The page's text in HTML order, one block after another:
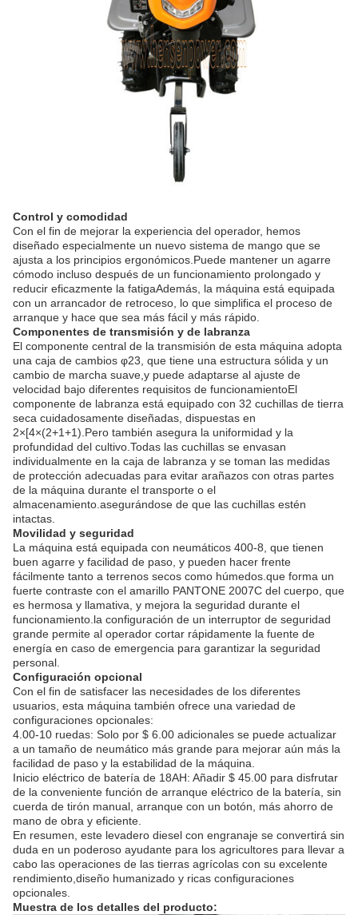
Control y comodidad
Con el fin de mejorar la experiencia del operador, hemos
diseñado especialmente un nuevo sistema de mango que se
ajusta a los principios ergonómicos.Puede mantener un agarre
cómodo incluso después de un funcionamiento prolongado y
reducir eficazmente la fatigaAdemás, la máquina está equipada
con un arrancador de retroceso, lo que simplifica el proceso de
arranque y hace que sea más fácil y más rápido.
Componentes de transmisión y de labranza
El componente central de la transmisión de esta máquina adopta
una caja de cambios φ23, que tiene una estructura sólida y un
cambio de marcha suave,y puede adaptarse al ajuste de
velocidad bajo diferentes requisitos de funcionamientoEl
componente de labranza está equipado con 32 cuchillas de tierra
seca cuidadosamente diseñadas, dispuestas en
2×[4×(2+1+1).Pero también asegura la uniformidad y la
profundidad del cultivo.Todas las cuchillas se envasan
individualmente en la caja de labranza y se toman las medidas
de protección adecuadas para evitar arañazos con otras partes
de la máquina durante el transporte o el
almacenamiento.asegurándose de que las cuchillas estén
intactas.
Movilidad y seguridad
La máquina está equipada con neumáticos 400-8, que tienen
buen agarre y facilidad de paso, y pueden hacer frente
fácilmente tanto a terrenos secos como húmedos.que forma un
fuerte contraste con el amarillo PANTONE 2007C del cuerpo, que
es hermosa y llamativa, y mejora la seguridad durante el
funcionamiento.la configuración de un interruptor de seguridad
grande permite al operador cortar rápidamente la fuente de
energía en caso de emergencia para garantizar la seguridad
personal.
Configuración opcional
Con el fin de satisfacer las necesidades de los diferentes
usuarios, esta máquina también ofrece una variedad de
configuraciones opcionales:
4.00-10 ruedas: Solo por $ 6.00 adicionales se puede actualizar
a un tamaño de neumático más grande para mejorar aún más la
facilidad de paso y la estabilidad de la máquina.
Inicio eléctrico de batería de 18AH: Añadir $ 45.00 para disfrutar
de la conveniente función de arranque eléctrico de la batería, sin
cuerda de tirón manual, arranque con un botón, más ahorro de
mano de obra y eficiente.
En resumen, este levadero diesel con engranaje se convertirá sin
duda en un poderoso ayudante para los agricultores para llevar a
cabo las operaciones de las tierras agrícolas con su excelente
rendimiento,diseño humanizado y ricas configuraciones
opcionales.
Muestra de los detalles del producto: